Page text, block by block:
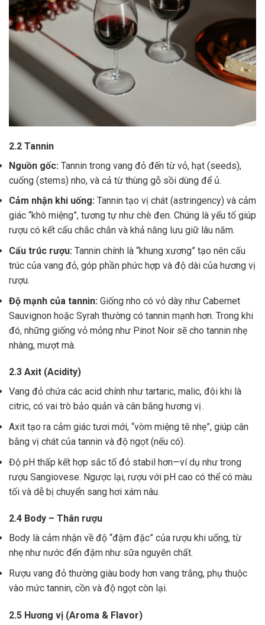
2.2 Tannin
Nguồn gốc: Tannin trong vang đỏ đến từ vỏ, hạt (seeds),
cuống (stems) nho, và cả từ thùng gỗ sồi dùng để ủ.
Cảm nhận khi uống: Tannin tạo vị chát (astringency) và cảm
giác “khô miệng”, tương tự như chè đen. Chúng là yếu tố giúp
rượu có kết cấu chắc chắn và khả năng lưu giữ lâu năm.
Cấu trúc rượu: Tannin chính là “khung xương” tạo nên cấu
trúc của vang đỏ, góp phần phức hợp và độ dài của hương vị
rượu.
Độ mạnh của tannin: Giống nho có vỏ dày như Cabernet
Sauvignon hoặc Syrah thường có tannin mạnh hơn. Trong khi
đó, những giống vỏ mỏng như Pinot Noir sẽ cho tannin nhẹ
nhàng, mượt mà.
2.3 Axit (Acidity)
Vang đỏ chứa các acid chính như tartaric, malic, đôi khi là
citric, có vai trò bảo quản và cân bằng hương vị .
Axit tạo ra cảm giác tươi mới, “vòm miệng tê nhẹ”, giúp cân
bằng vị chát của tannin và độ ngọt (nếu có).
Độ pH thấp kết hợp sắc tố đỏ stabil hơn—ví dụ như trong
rượu Sangiovese. Ngược lại, rượu với pH cao có thể có màu
tối và dễ bị chuyển sang hơi xám nâu.
2.4 Body – Thân rượu
Body là cảm nhận về độ “đậm đặc” của rượu khi uống, từ
nhẹ như nước đến đậm như sữa nguyên chất.
Rượu vang đỏ thường giàu body hơn vang trắng, phụ thuộc
vào mức tannin, cồn và độ ngọt còn lại.
2.5 Hương vị (Aroma & Flavor)